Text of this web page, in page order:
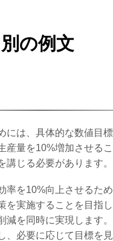
の例文
には、具体的な数値目
産量を10%増加させるこ
講じる必要があります。
率を10%向上させるた
を実施することを目指
減を同時に実現します
、必要に応じて目標を